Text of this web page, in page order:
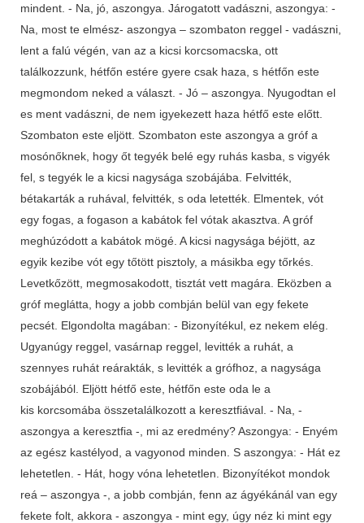
mindent. - Na, jó, aszongya. Járogatott vadászni, aszongya: -
Na, most te elmész- aszongya – szombaton reggel - vadászni,
lent a falú végén, van az a kicsi korcsomacska, ott
találkozzunk, hétfőn estére gyere csak haza, s hétfőn este
megmondom neked a választ. - Jó – aszongya. Nyugodtan el
es ment vadászni, de nem igyekezett haza hétfő este előtt.
Szombaton este eljött. Szombaton este aszongya a gróf a
mosónőknek, hogy őt tegyék belé egy ruhás kasba, s vigyék
fel, s tegyék le a kicsi nagysága szobájába. Felvitték,
bétakarták a ruhával, felvitték, s oda letették. Elmentek, vót
egy fogas, a fogason a kabátok fel vótak akasztva. A gróf
meghúzódott a kabátok mögé. A kicsi nagysága béjött, az
egyik kezibe vót egy tőtött pisztoly, a másikba egy tőrkés.
Levetkőzött, megmosakodott, tisztát vett magára. Eközben a
gróf meglátta, hogy a jobb combján belül van egy fekete
pecsét. Elgondolta magában: - Bizonyítékul, ez nekem elég.
Ugyanúgy reggel, vasárnap reggel, levitték a ruhát, a
szennyes ruhát reárakták, s levitték a grófhoz, a nagysága
szobájából. Eljött hétfő este, hétfőn este oda le a
kis korcsomába összetalálkozott a keresztfiával. - Na, -
aszongya a keresztfia -, mi az eredmény? Aszongya: - Enyém
az egész kastélyod, a vagyonod minden. S aszongya: - Hát ez
lehetetlen. - Hát, hogy vóna lehetetlen. Bizonyítékot mondok
reá – aszongya -, a jobb combján, fenn az ágyékánál van egy
fekete folt, akkora - aszongya - mint egy, úgy néz ki mint egy